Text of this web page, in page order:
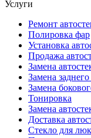
Услуги
Ремонт
Полировка фар
Установка
Продажа
Замена
Замена заднего
Замена
Тонировка
Замена
Доставка
Стекло для